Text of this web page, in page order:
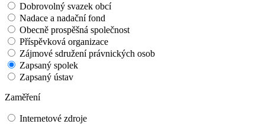
Dobrovolný svazek obcí
Nadace a nadační fond
Obecně prospěšná společnost
Příspěvková organizace
Zájmové sdružení právnických osob
Zapsaný spolek
Zapsaný ústav
Zaměření
Internetové zdroje